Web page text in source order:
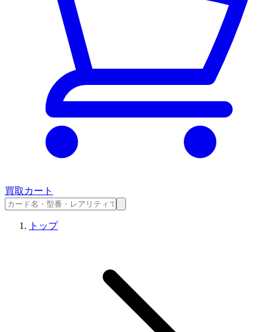
買取カート
トップ